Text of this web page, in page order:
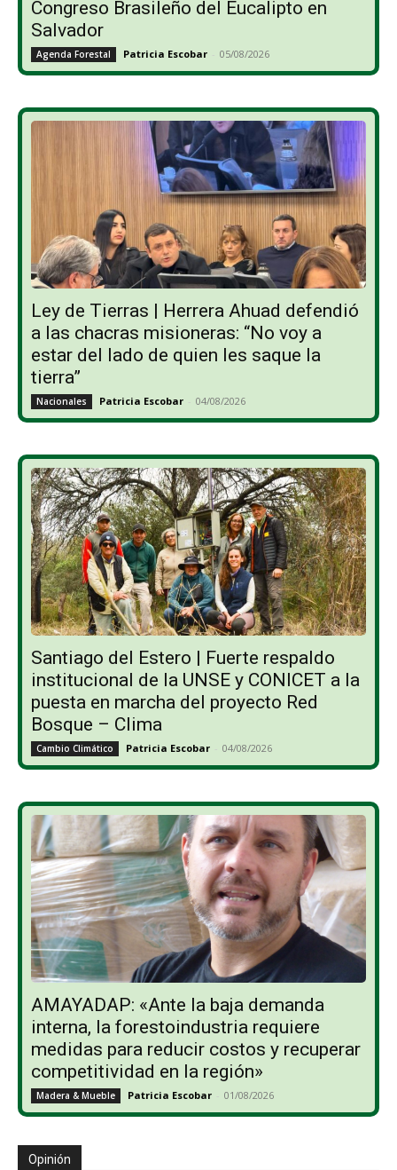
Congreso Brasileño del Eucalipto en
Salvador
Agenda Forestal Patricia Escobar - 05/08/2026
Ley de Tierras | Herrera Ahuad defendió
a las chacras misioneras: “No voy a
estar del lado de quien les saque la
tierra”
Nacionales Patricia Escobar - 04/08/2026
Santiago del Estero | Fuerte respaldo
institucional de la UNSE y CONICET a la
puesta en marcha del proyecto Red
Bosque – Clima
Cambio Climático Patricia Escobar - 04/08/2026
AMAYADAP: «Ante la baja demanda
interna, la forestoindustria requiere
medidas para reducir costos y recuperar
competitividad en la región»
Madera & Mueble Patricia Escobar - 01/08/2026
Opinión